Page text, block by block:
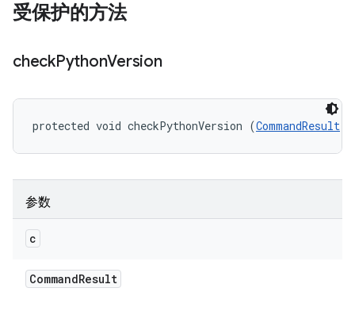
受保护的方法
checkPythonVersion
protected void checkPythonVersion (CommandResult
参数
c
CommandResult